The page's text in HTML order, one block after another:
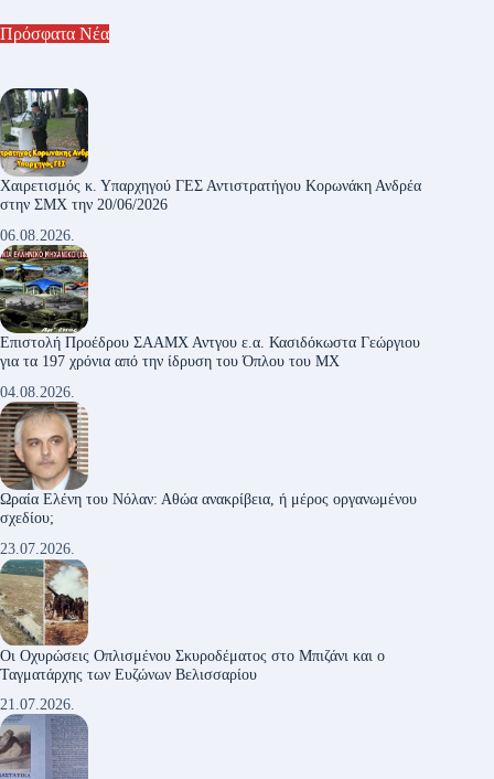
Πρόσφατα Νέα
Χαιρετισμός κ. Υπαρχηγού ΓΕΣ Αντιστρατήγου Κορωνάκη Ανδρέα
στην ΣΜΧ την 20/06/2026
06.08.2026.
Επιστολή Προέδρου ΣΑΑΜΧ Αντγου ε.α. Κασιδόκωστα Γεώργιου
για τα 197 χρόνια από την ίδρυση του Όπλου του ΜΧ
04.08.2026.
Ωραία Ελένη του Νόλαν: Αθώα ανακρίβεια, ή μέρος οργανωμένου
σχεδίου;
23.07.2026.
Οι Οχυρώσεις Οπλισμένου Σκυροδέματος στο Μπιζάνι και ο
Ταγματάρχης των Ευζώνων Βελισσαρίου
21.07.2026.